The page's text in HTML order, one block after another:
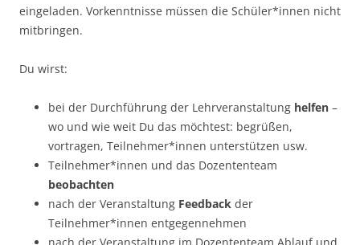
eingeladen. Vorkenntnisse müssen die Schüler*innen nicht
mitbringen.
Du wirst:
bei der Durchführung der Lehrveranstaltung helfen –
wo und wie weit Du das möchtest: begrüßen,
vortragen, Teilnehmer*innen unterstützen usw.
Teilnehmer*innen und das Dozententeam
beobachten
nach der Veranstaltung Feedback der
Teilnehmer*innen entgegennehmen